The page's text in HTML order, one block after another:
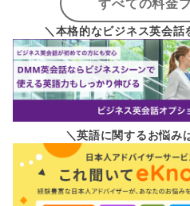
＼本格的なビジネス英会話
＼英語に関するお悩み